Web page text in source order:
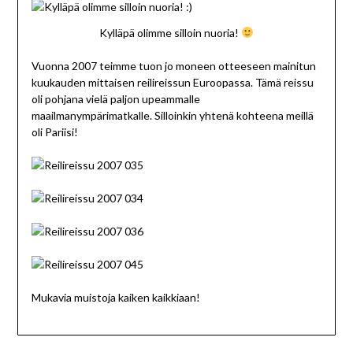
Kylläpä olimme silloin nuoria!
Vuonna 2007 teimme tuon jo moneen otteeseen mainitun
kuukauden mittaisen reilireissun Euroopassa. Tämä reissu
oli pohjana vielä paljon upeammalle
maailmanympärimatkalle. Silloinkin yhtenä kohteena meillä
oli Pariisi!
Mukavia muistoja kaiken kaikkiaan!